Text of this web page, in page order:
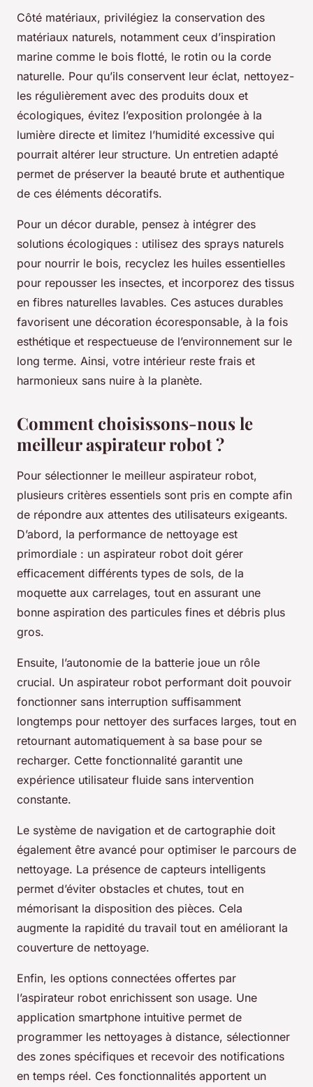
Côté matériaux, privilégiez la conservation des
matériaux naturels, notamment ceux d’inspiration
marine comme le bois flotté, le rotin ou la corde
naturelle. Pour qu’ils conservent leur éclat, nettoyez-
les régulièrement avec des produits doux et
écologiques, évitez l’exposition prolongée à la
lumière directe et limitez l’humidité excessive qui
pourrait altérer leur structure. Un entretien adapté
permet de préserver la beauté brute et authentique
de ces éléments décoratifs.
Pour un décor durable, pensez à intégrer des
solutions écologiques : utilisez des sprays naturels
pour nourrir le bois, recyclez les huiles essentielles
pour repousser les insectes, et incorporez des tissus
en fibres naturelles lavables. Ces astuces durables
favorisent une décoration écoresponsable, à la fois
esthétique et respectueuse de l’environnement sur le
long terme. Ainsi, votre intérieur reste frais et
harmonieux sans nuire à la planète.
Comment choisissons-nous le
meilleur aspirateur robot ?
Pour sélectionner le meilleur aspirateur robot,
plusieurs critères essentiels sont pris en compte afin
de répondre aux attentes des utilisateurs exigeants.
D’abord, la performance de nettoyage est
primordiale : un aspirateur robot doit gérer
efficacement différents types de sols, de la
moquette aux carrelages, tout en assurant une
bonne aspiration des particules fines et débris plus
gros.
Ensuite, l’autonomie de la batterie joue un rôle
crucial. Un aspirateur robot performant doit pouvoir
fonctionner sans interruption suffisamment
longtemps pour nettoyer des surfaces larges, tout en
retournant automatiquement à sa base pour se
recharger. Cette fonctionnalité garantit une
expérience utilisateur fluide sans intervention
constante.
Le système de navigation et de cartographie doit
également être avancé pour optimiser le parcours de
nettoyage. La présence de capteurs intelligents
permet d’éviter obstacles et chutes, tout en
mémorisant la disposition des pièces. Cela
augmente la rapidité du travail tout en améliorant la
couverture de nettoyage.
Enfin, les options connectées offertes par
l’aspirateur robot enrichissent son usage. Une
application smartphone intuitive permet de
programmer les nettoyages à distance, sélectionner
des zones spécifiques et recevoir des notifications
en temps réel. Ces fonctionnalités apportent un